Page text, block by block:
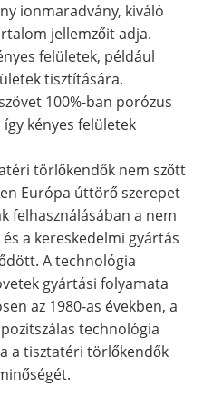
ionmaradvány, kiváló
jellemzőit adja.
felületek, például
tisztítására.
100%-ban porózus
kényes felületek
törlőkendők nem szőtt
Európa úttörő szerepet
felhasználásában a nem
a kereskedelmi gyártás
A technológia
gyártási folyamata
az 1980-as években, a
technológia
a tisztatéri törlőkendők